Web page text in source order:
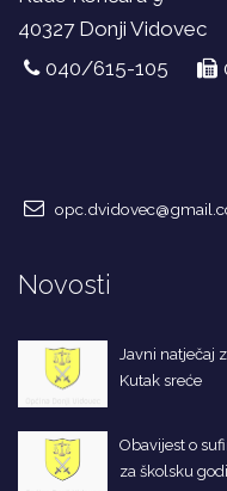
40327 Donji Vidovec
040/615-105
Novosti
Javni natječaj
Kutak sreće
Obavijest o
za školsku